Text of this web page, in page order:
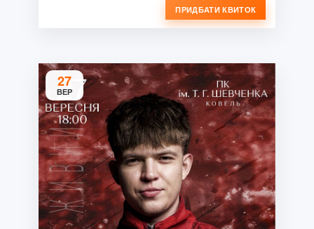
ПРИДБАТИ КВИТОК
27
ВЕР